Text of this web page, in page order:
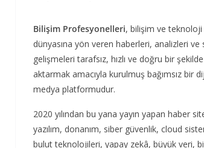
Bilişim Profesyonelleri, bilişim ve teknoloji
dünyasına yön veren haberleri, analizleri ve
gelişmeleri tarafsız, hızlı ve doğru bir şekilde
aktarmak amacıyla kurulmuş bağımsız bir
medya platformudur.
2020 yılından bu yana yayın yapan haber
yazılım, donanım, siber güvenlik, cloud
bulut teknolojileri, yapay zekâ, büyük veri,